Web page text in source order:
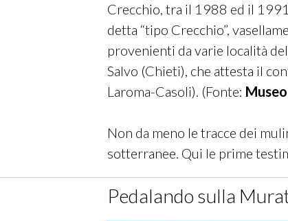
Crecchio, tra il 1988 ed il
detta “tipo Crecchio”,
provenienti da varie località
Salvo (Chieti), che attesta il
Laroma-Casoli). (Fonte:
Non da meno le tracce dei
sotterranee. Qui le prime
Pedalando sulla